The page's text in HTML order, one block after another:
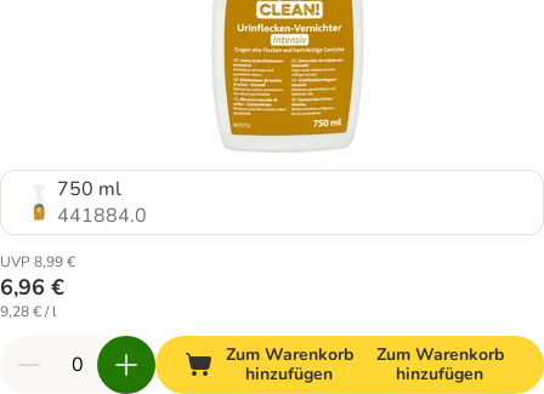
750 ml
441884.0
UVP 8,99 €
6,96 €
9,28 € / l
Zum Warenkorb
hinzufügen
Zum Warenkorb
hinzufügen